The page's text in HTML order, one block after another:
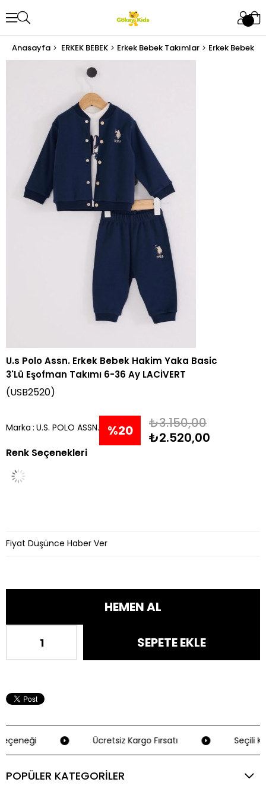
Anasayfa ERKEK BEBEK Erkek Bebek Takımlar Erkek Bebek
U.s Polo Assn. Erkek Bebek Hakim Yaka Basic
3'Lü Eşofman Takımı 6-36 Ay LACİVERT
(USB2520)
Marka : U.S. POLO ASSN. %20
₺3.150,00
₺2.520,00
Renk Seçenekleri
Fiyat Düşünce Haber Ver
Ücretsiz Kargo Fırsatı Seçili
POPÜLER KATEGORİLER